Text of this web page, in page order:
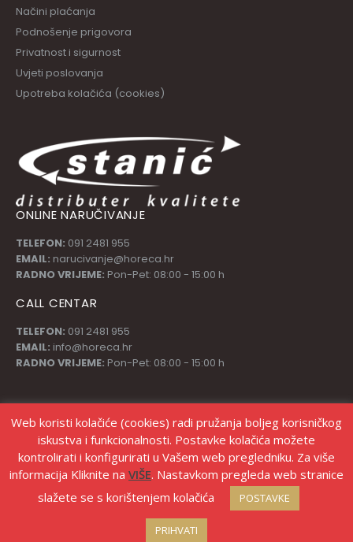
Načini plaćanja
Podnošenje prigovora
Privatnost i sigurnost
Uvjeti poslovanja
Upotreba kolačića (cookies)
ONLINE NARUČIVANJE
TELEFON: 091 2481 955
EMAIL: narucivanje@horeca.hr
RADNO VRIJEME: Pon-Pet: 08:00 - 15:00 h
CALL CENTAR
TELEFON: 091 2481 955
EMAIL: info@horeca.hr
RADNO VRIJEME: Pon-Pet: 08:00 - 15:00 h
Izrada web shopa Marketing strategije
Web koristi kolačiće (cookies) radi pružanja boljeg korisničkog
iskustva i funkcionalnosti. Postavke kolačića možete
kontrolirati i konfigurirati u Vašem web pregledniku. Za više
informacija Kliknite na VIŠE. Nastavkom pregleda web stranice
slažete se s korištenjem kolačića
POSTAVKE
PRIHVATI